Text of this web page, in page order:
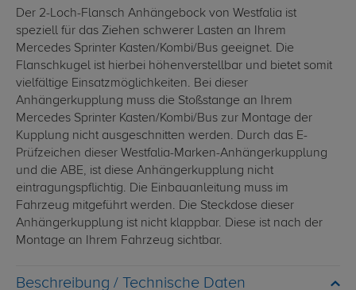
Der 2-Loch-Flansch Anhängebock von Westfalia ist
speziell für das Ziehen schwerer Lasten an Ihrem
Mercedes Sprinter Kasten/Kombi/Bus geeignet. Die
Flanschkugel ist hierbei höhenverstellbar und bietet somit
vielfältige Einsatzmöglichkeiten. Bei dieser
Anhängerkupplung muss die Stoßstange an Ihrem
Mercedes Sprinter Kasten/Kombi/Bus zur Montage der
Kupplung nicht ausgeschnitten werden. Durch das E-
Prüfzeichen dieser Westfalia-Marken-Anhängerkupplung
und die ABE, ist diese Anhängerkupplung nicht
eintragungspflichtig. Die Einbauanleitung muss im
Fahrzeug mitgeführt werden. Die Steckdose dieser
Anhängerkupplung ist nicht klappbar. Diese ist nach der
Montage an Ihrem Fahrzeug sichtbar.
Technische Daten